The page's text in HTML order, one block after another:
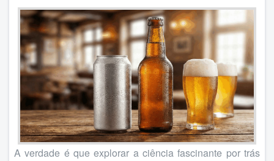
A verdade é que explorar a ciência fascinante por trás